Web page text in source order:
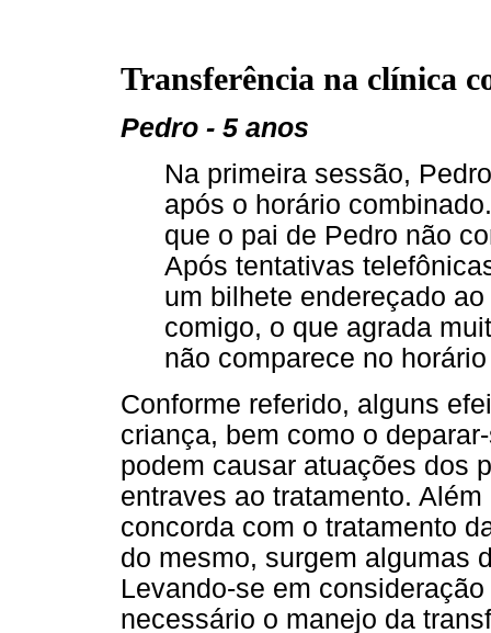
Transferência na clínica
Pedro - 5 anos
Na primeira sessão,
após o horário
que o pai de Pedro não
Após tentativas
um bilhete endereçado
comigo, o que agrada
não comparece no
Conforme referido, alguns
criança, bem como o
podem causar atuações dos
entraves ao tratamento.
concorda com o tratamento
do mesmo, surgem algumas
Levando-se em
necessário o manejo da